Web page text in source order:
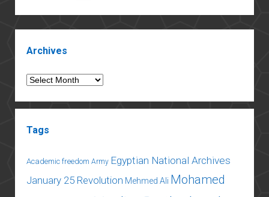
Archives
Archives
Tags
Academic freedom Army Egyptian National Archives
January 25 Revolution Mehmed Ali Mohamed